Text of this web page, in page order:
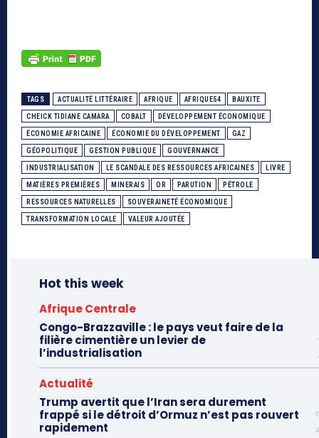
TAGS ACTUALITÉ LITTÉRAIRE AFRIQUE AFRIQUE54 BAUXITE
CHEICK TIDIANE CAMARA COBALT DÉVELOPPEMENT ÉCONOMIQUE
ÉCONOMIE AFRICAINE ÉCONOMIE DU DÉVELOPPEMENT GAZ
GÉOPOLITIQUE GESTION PUBLIQUE GOUVERNANCE
INDUSTRIALISATION LE SCANDALE DES RESSOURCES AFRICAINES LIVRE
MATIÈRES PREMIÈRES MINERAIS OR PARUTION PÉTROLE
RESSOURCES NATURELLES SOUVERAINETÉ ÉCONOMIQUE
TRANSFORMATION LOCALE VALEUR AJOUTÉE
Hot this week
Afrique Centrale
Congo-Brazzaville : le pays veut faire de la
filière cimentière un levier de
l’industrialisation
Actualité
Trump avertit que l’Iran sera durement
frappé si le détroit d’Ormuz n’est pas rouvert
rapidement